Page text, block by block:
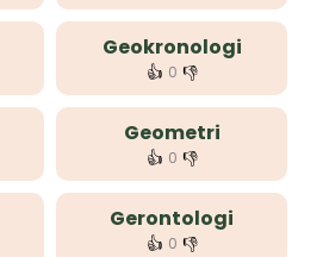
Geokronologi
👍 0 👎
Geometri
👍 0 👎
Gerontologi
👍 0 👎